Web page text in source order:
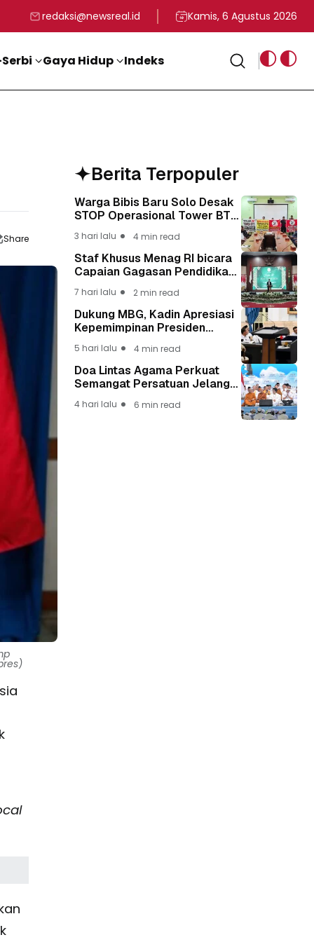
ke-81 Kemerdekaan RI
Kadin Apresiasi Kepemimpinan Presiden Prabowo yang
Staf Khusus Menag RI
redaksi@newsreal.id Kamis, 6 Agustus 2026
Gaya Hidup Indeks
Share
Berita Terpopuler
Warga Bibis Baru Solo Desak
STOP Operasional Tower BTS,
Keselamatan Warga Lebih
Berharga
3 hari lalu 4 min read
Staf Khusus Menag RI bicara
Capaian Gagasan Pendidikan
Madrasah
7 hari lalu 2 min read
Dukung MBG, Kadin Apresiasi
Kepemimpinan Presiden
5 hari lalu 4 min read
Doa Lintas Agama Perkuat
Semangat Persatuan Jelang
4 hari lalu 6 min read